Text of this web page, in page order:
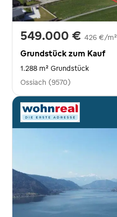
549.000 € 426 €/m²
Grundstück zum Kauf
1.288 m² Grundstück
Ossiach (9570)